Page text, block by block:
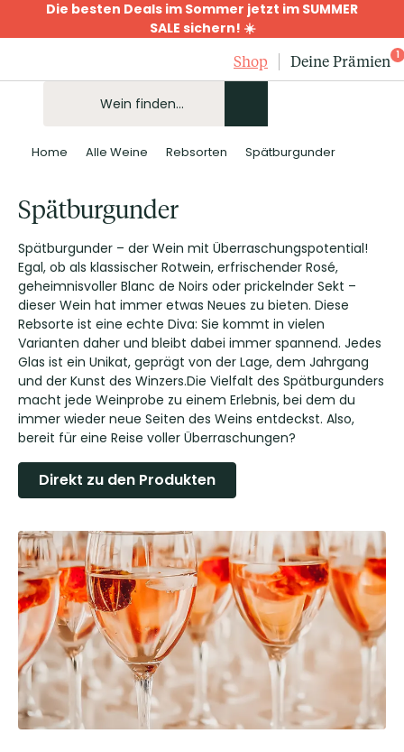
Die besten Deals im Sommer jetzt im SUMMER
SALE sichern! ☀️
Shop
Deine Prämien 1
Home Alle Weine Rebsorten Spätburgunder
Spätburgunder
Spätburgunder – der Wein mit Überraschungspotential!
Egal, ob als klassischer Rotwein, erfrischender Rosé,
geheimnisvoller Blanc de Noirs oder prickelnder Sekt –
dieser Wein hat immer etwas Neues zu bieten. Diese
Rebsorte ist eine echte Diva: Sie kommt in vielen
Varianten daher und bleibt dabei immer spannend. Jedes
Glas ist ein Unikat, geprägt von der Lage, dem Jahrgang
und der Kunst des Winzers.Die Vielfalt des Spätburgunders
macht jede Weinprobe zu einem Erlebnis, bei dem du
immer wieder neue Seiten des Weins entdeckst. Also,
bereit für eine Reise voller Überraschungen?
Direkt zu den Produkten